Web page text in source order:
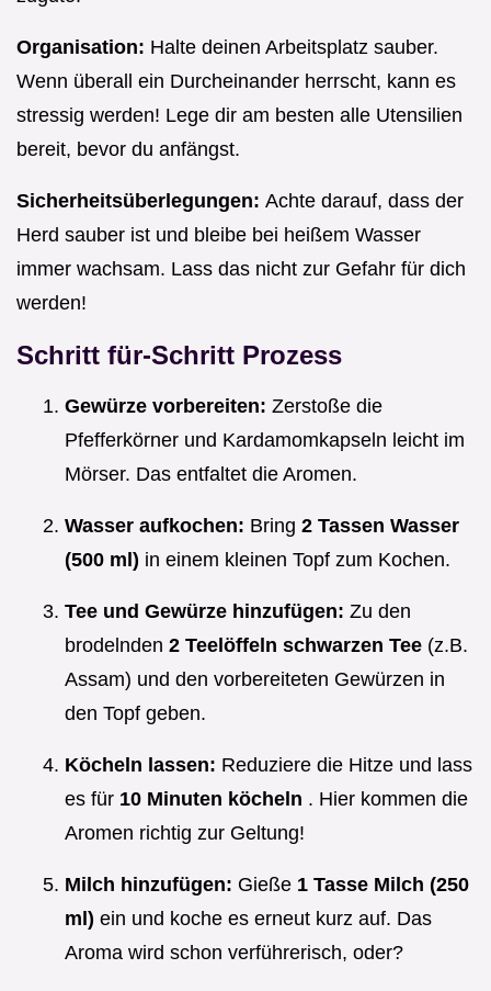
Organisation: Halte deinen Arbeitsplatz sauber.
Wenn überall ein Durcheinander herrscht, kann es
stressig werden! Lege dir am besten alle Utensilien
bereit, bevor du anfängst.
Sicherheitsüberlegungen: Achte darauf, dass der
Herd sauber ist und bleibe bei heißem Wasser
immer wachsam. Lass das nicht zur Gefahr für dich
werden!
Schritt für-Schritt Prozess
Gewürze vorbereiten: Zerstoße die
Pfefferkörner und Kardamomkapseln leicht im
Mörser. Das entfaltet die Aromen.
Wasser aufkochen: Bring 2 Tassen Wasser
(500 ml) in einem kleinen Topf zum Kochen.
Tee und Gewürze hinzufügen: Zu den
brodelnden 2 Teelöffeln schwarzen Tee (z.B.
Assam) und den vorbereiteten Gewürzen in
den Topf geben.
Köcheln lassen: Reduziere die Hitze und lass
es für 10 Minuten köcheln . Hier kommen die
Aromen richtig zur Geltung!
Milch hinzufügen: Gieße 1 Tasse Milch (250
ml) ein und koche es erneut kurz auf. Das
Aroma wird schon verführerisch, oder?